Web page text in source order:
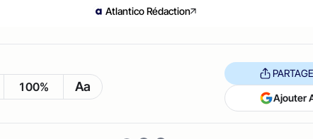
Atlantico Rédaction
100% Aa
Ajouter